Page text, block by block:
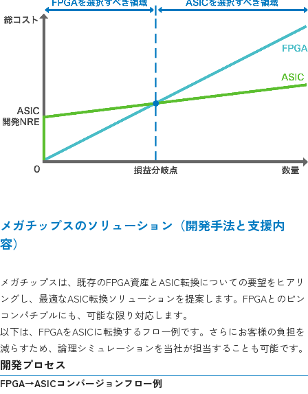
メガチップスのソリューション（開発手法と支援内
容）
メガチップスは、既存のFPGA資産とASIC転換についての要望をヒアリ
ングし、最適なASIC転換ソリューションを提案します。FPGAとのピン
コンパチブルにも、可能な限り対応します。
以下は、FPGAをASICに転換するフロー例です。さらにお客様の負担を
減らすため、論理シミュレーションを当社が担当することも可能です。
開発プロセス
FPGA→ASICコンバージョンフロー例